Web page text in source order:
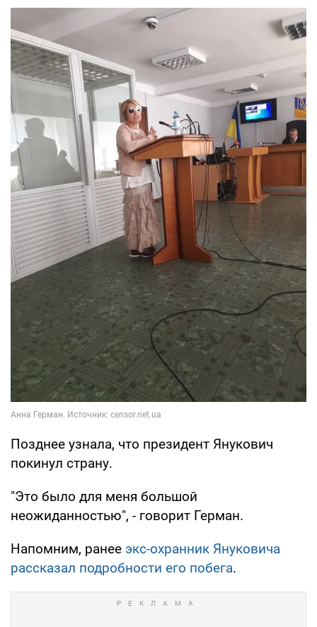
Позднее узнала, что президент Янукович
покинул страну.
"Это было для меня большой
неожиданностью", - говорит Герман.
Напомним, ранее экс-охранник Януковича
рассказал подробности его побега.